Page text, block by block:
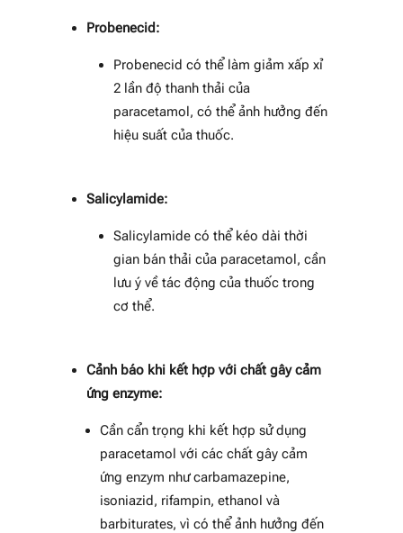
Probenecid:
Probenecid có thể làm giảm xấp xỉ
2 lần độ thanh thải của
paracetamol, có thể ảnh hưởng đến
hiệu suất của thuốc.
Salicylamide:
Salicylamide có thể kéo dài thời
gian bán thải của paracetamol, cần
lưu ý về tác động của thuốc trong
cơ thể.
Cảnh báo khi kết hợp với chất gây cảm
ứng enzyme:
Cần cẩn trọng khi kết hợp sử dụng
paracetamol với các chất gây cảm
ứng enzym như carbamazepine,
isoniazid, rifampin, ethanol và
barbiturates, vì có thể ảnh hưởng đến